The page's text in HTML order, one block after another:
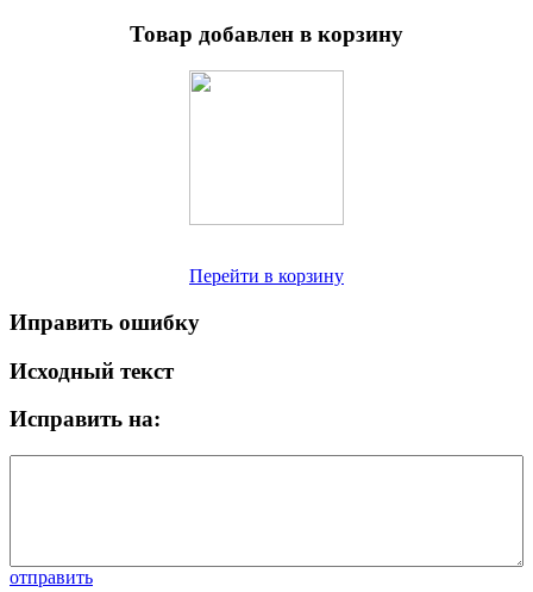
Товар добавлен в корзину
Перейти в корзину
Иправить ошибку
Исходный текст
Исправить на:
отправить